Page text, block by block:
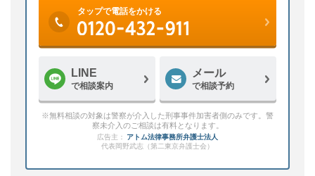
タップで電話をかける
LINE
で相談案内
メール
で相談予約
※無料相談の対象は警察が介入した刑事事件加害者側のみです。警
察未介入のご相談は有料となります。
広告主：
アトム法律事務所弁護士法人
代表岡野武志（第二東京弁護士会）